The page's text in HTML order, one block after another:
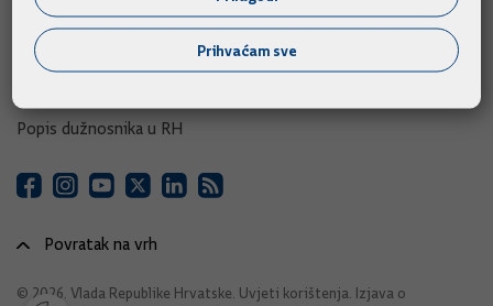
Središnji katalog službenih dokumenata RH
Adresar tijela javne vlasti
Popis dužnosnika u RH
Povratak na vrh
© 2026. Vlada Republike Hrvatske. Uvjeti korištenja Izjava o
Prihvaćam sve